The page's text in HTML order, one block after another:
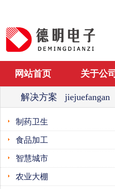
网站首页 关于公司
解决方案 jiejuefangan
制药卫生
食品加工
智慧城市
农业大棚